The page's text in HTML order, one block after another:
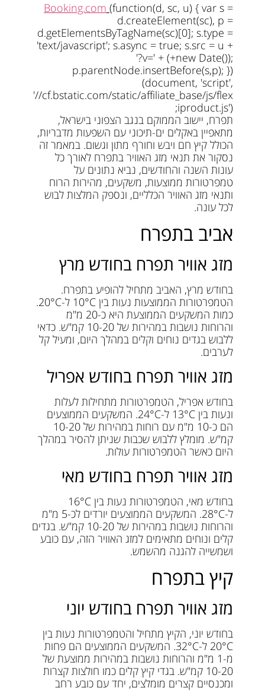
Booking.com (function(d, sc, u) { var s =
d.createElement(sc), p =
d.getElementsByTagName(sc)[0]; s.type =
'text/javascript'; s.async = true; s.src = u +
'?v=' + (+new Date());
p.parentNode.insertBefore(s,p); })
(document, 'script',
'//cf.bstatic.com/static/affiliate_base/js/flex
iproduct.js');
תפרח, יישוב הממוקם בנגב הצפוני בישראל,
מתאפיין באקלים ים-תיכוני עם השפעות מדבריות,
הכולל קיץ חם ויבש וחורף מתון וגשום. במאמר זה
נסקור את תנאי מזג האוויר בתפרח לאורך כל
עונות השנה והחודשים, נביא נתונים על
טמפרטורות ממוצעות, משקעים, מהירות הרוח
ותנאי מזג האוויר הכלליים, ונספק המלצות לבוש
לכל עונה.
אביב בתפרח
מזג אוויר תפרח בחודש מרץ
בחודש מרץ, האביב מתחיל להופיע בתפרח.
הטמפרטורות הממוצעות נעות בין 10°C ל-20°C.
כמות המשקעים הממוצעת היא כ-20 מ"מ
והרוחות נושבות במהירות של 10-20 קמ"ש. כדאי
ללבוש בגדים נוחים וקלים במהלך היום, ומעיל קל
לערבים.
מזג אוויר תפרח בחודש אפריל
בחודש אפריל, הטמפרטורות מתחילות לעלות
ונעות בין 13°C ל-24°C. המשקעים הממוצעים
הם כ-10 מ"מ עם רוחות במהירות של 10-20
קמ"ש. מומלץ ללבוש שכבות שניתן להסיר במהלך
היום כאשר הטמפרטורות עולות.
מזג אוויר תפרח בחודש מאי
בחודש מאי, הטמפרטורות נעות בין 16°C
ל-28°C. המשקעים הממוצעים יורדים לכ-5 מ"מ
והרוחות נושבות במהירות של 10-20 קמ"ש. בגדים
קלים ונוחים מתאימים למזג האוויר הזה, עם כובע
ושמשייה להגנה מהשמש.
קיץ בתפרח
מזג אוויר תפרח בחודש יוני
בחודש יוני, הקיץ מתחיל והטמפרטורות נעות בין
20°C ל-32°C. המשקעים הממוצעים הם פחות
מ-1 מ"מ והרוחות נושבות במהירות ממוצעת של
10-20 קמ"ש. בגדי קיץ קלים כמו חולצות קצרות
ומכנסיים קצרים מומלצים, יחד עם כובע רחב